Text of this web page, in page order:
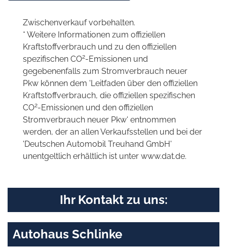
Zwischenverkauf vorbehalten.
* Weitere Informationen zum offiziellen
Kraftstoffverbrauch und zu den offiziellen
spezifischen CO2-Emissionen und
gegebenenfalls zum Stromverbrauch neuer
Pkw können dem 'Leitfaden über den offiziellen
Kraftstoffverbrauch, die offiziellen spezifischen
CO2-Emissionen und den offiziellen
Stromverbrauch neuer Pkw' entnommen
werden, der an allen Verkaufsstellen und bei der
'Deutschen Automobil Treuhand GmbH'
unentgeltlich erhältlich ist unter www.dat.de.
Ihr Kontakt zu uns:
Autohaus Schlinke